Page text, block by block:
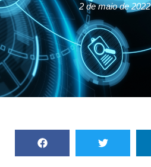
2 de maio de 2022